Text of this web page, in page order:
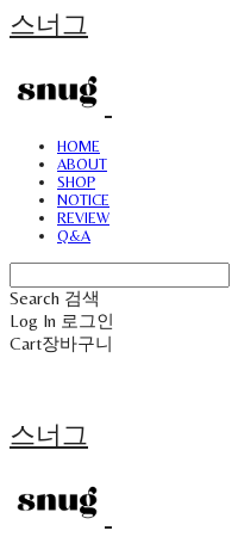
스너그
HOME
ABOUT
SHOP
NOTICE
REVIEW
Q&A
Search 검색
Log In 로그인
Cart장바구니
스너그